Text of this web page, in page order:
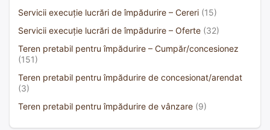
Servicii execuție lucrări de împădurire – Cereri (15)
Servicii execuție lucrări de împădurire – Oferte (32)
Teren pretabil pentru împădurire – Cumpăr/concesionez
(151)
Teren pretabil pentru împădurire de concesionat/arendat
(3)
Teren pretabil pentru împădurire de vânzare (9)